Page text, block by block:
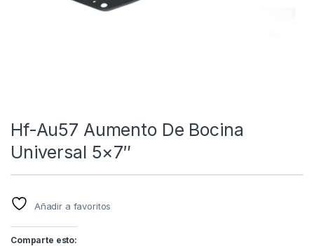
Hf-Au57 Aumento De Bocina
Universal 5×7″
Añadir a favoritos
Comparte esto: